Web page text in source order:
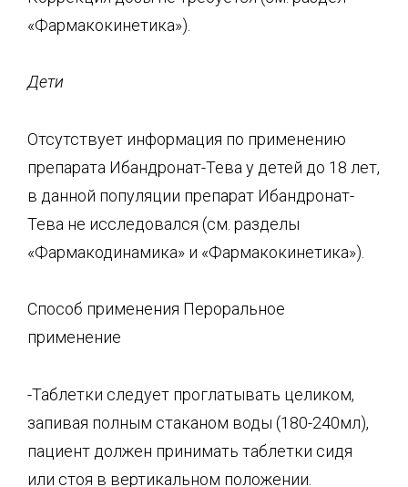
«Фармакокинетика»).
Дети
Отсутствует информация по применению
препарата Ибандронат-Тева у детей до 18 лет,
в данной популяции препарат Ибандронат-
Тева не исследовался (см. разделы
«Фармакодинамика» и «Фармакокинетика»).
Способ применения Пероральное
применение
-Таблетки следует проглатывать целиком,
запивая полным стаканом воды (180-240мл),
пациент должен принимать таблетки сидя
или стоя в вертикальном положении.